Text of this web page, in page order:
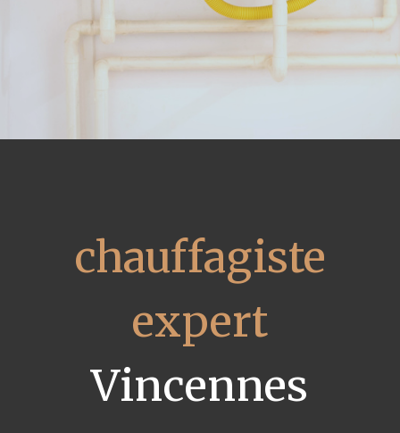
chauffagiste
expert
Vincennes